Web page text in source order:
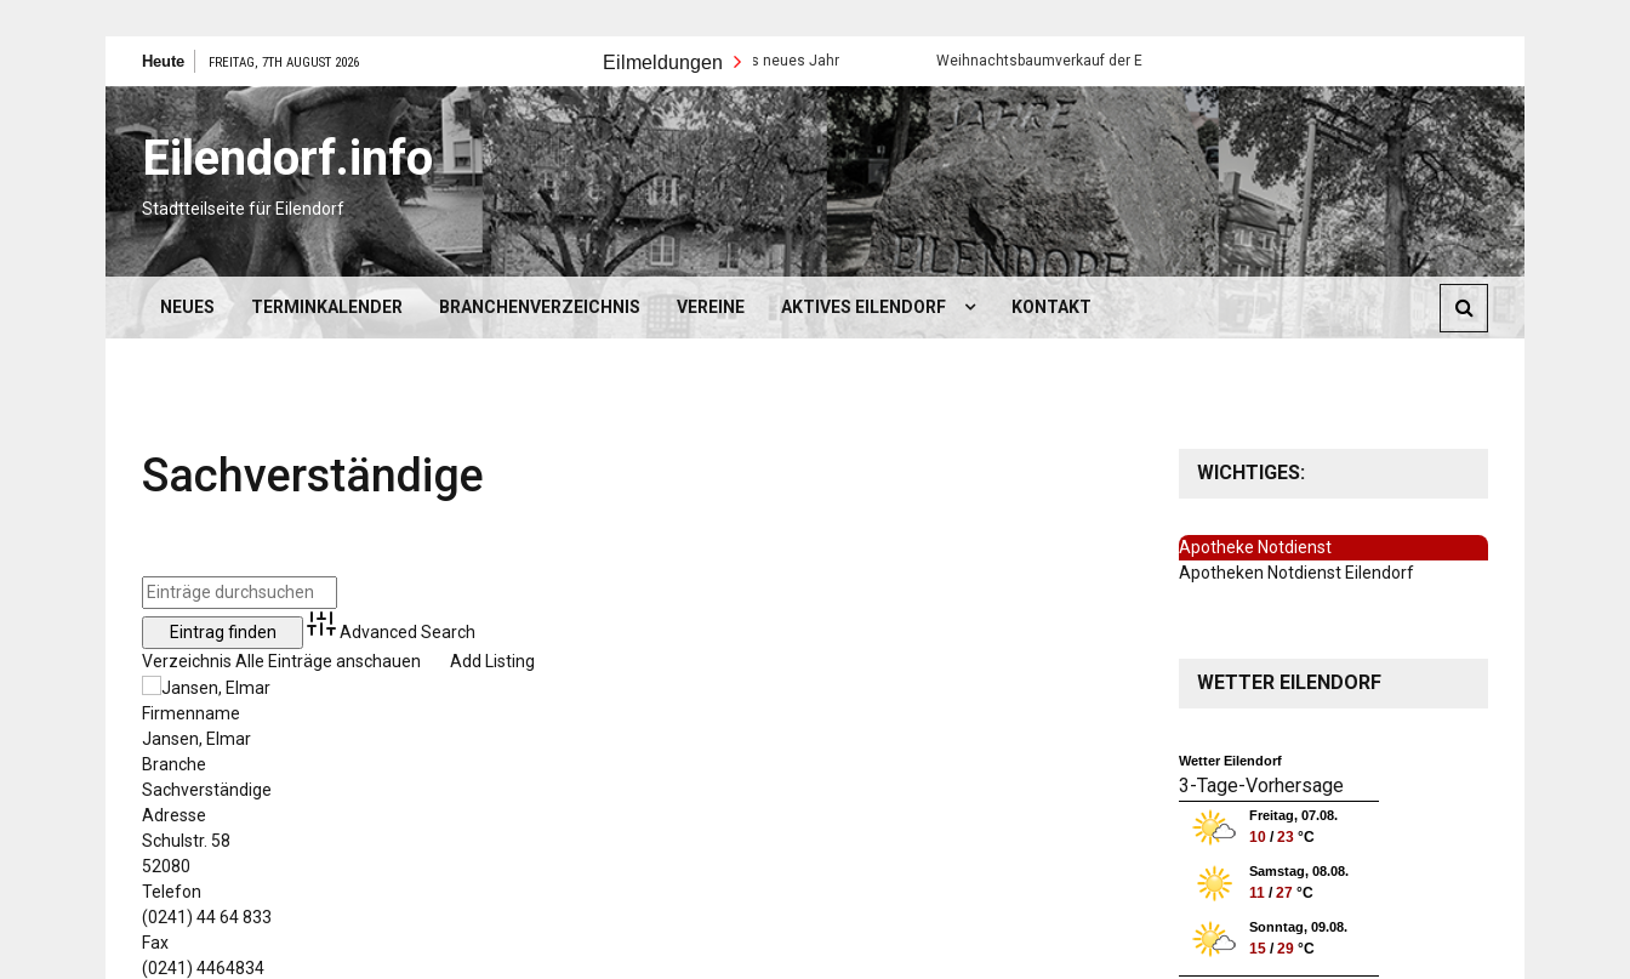
Inhalt
springen
Heute FREITAG, 7TH AUGUST 2026 Eilmeldungen
Frohes neues Jahr Weihnachtsbaumverkauf der Eilendorfer Pfadfinder
Eilendorf.info
Stadtteilseite für Eilendorf
NEUES TERMINKALENDER BRANCHENVERZEICHNIS VEREINE AKTIVES EILENDORF KONTAKT
Sachverständige
Advanced Search
Verzeichnis Alle Einträge anschauen Add Listing
Firmenname
Jansen, Elmar
Branche
Sachverständige
Adresse
Schulstr. 58
52080
Telefon
(0241) 44 64 833
Fax
(0241) 4464834
WICHTIGES:
Apotheke Notdienst
Apotheken Notdienst Eilendorf
WETTER EILENDORF
Wetter Eilendorf
3-Tage-Vorhersage
Freitag, 07.08.
10 /23 °C
Samstag, 08.08.
11 /27 °C
Sonntag, 09.08.
15 /29 °C